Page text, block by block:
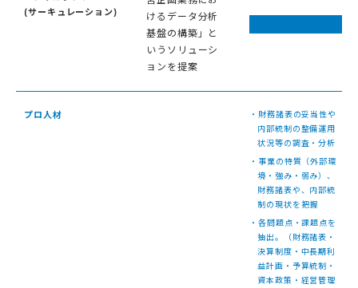
(サーキュレーション)
けるデータ分析
基盤の構築」と
いうソリューシ
ョンを提案
プロ人材
・財務諸表の妥当性や
内部統制の整備運用
状況等の調査・分析
・事業の特質（外部環
境・強み・弱み）、
財務諸表や、内部統
制の現状を把握
・各問題点・課題点を
抽出。（財務諸表・
決算制度・中長期利
益計画・予算統制・
資本政策・経営管理